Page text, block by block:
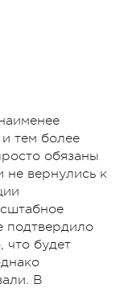
тем более
обязаны
не вернулись к
подтвердило
что будет
В